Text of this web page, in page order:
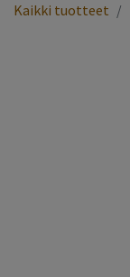
Kaikki tuotteet